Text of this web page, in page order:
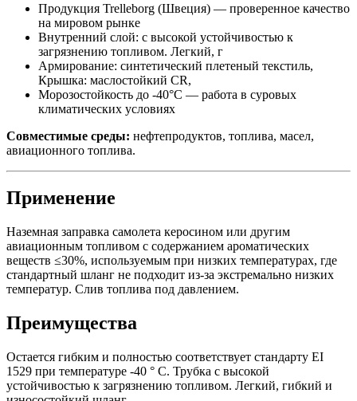
Продукция Trelleborg (Швеция) — проверенное качество
на мировом рынке
Внутренний слой: с высокой устойчивостью к
загрязнению топливом. Легкий, г
Армирование: синтетический плетеный текстиль,
Крышка: маслостойкий CR,
Морозостойкость до -40°C — работа в суровых
климатических условиях
Совместимые среды: нефтепродуктов, топлива, масел,
авиационного топлива.
Применение
Наземная заправка самолета керосином или другим
авиационным топливом с содержанием ароматических
веществ ≤30%, используемым при низких температурах, где
стандартный шланг не подходит из-за экстремально низких
температур. Слив топлива под давлением.
Преимущества
Остается гибким и полностью соответствует стандарту EI
1529 при температуре -40 ° C. Трубка с высокой
устойчивостью к загрязнению топливом. Легкий, гибкий и